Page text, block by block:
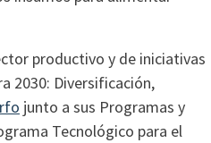
productivo y de iniciativas
2030: Diversificación,
junto a sus Programas y
Tecnológico para el